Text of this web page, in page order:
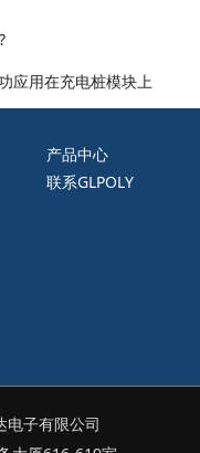
应用在充电桩模块上
产品中心
联系GLPOLY
子有限公司